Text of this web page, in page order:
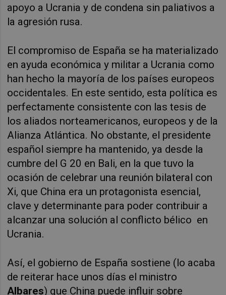
apoyo a Ucrania y de condena sin paliativos a
la agresión rusa.
El compromiso de España se ha materializado
en ayuda económica y militar a Ucrania como
han hecho la mayoría de los países europeos
occidentales. En este sentido, esta política es
perfectamente consistente con las tesis de
los aliados norteamericanos, europeos y de la
Alianza Atlántica. No obstante, el presidente
español siempre ha mantenido, ya desde la
cumbre del G 20 en Bali, en la que tuvo la
ocasión de celebrar una reunión bilateral con
Xi, que China era un protagonista esencial,
clave y determinante para poder contribuir a
alcanzar una solución al conflicto bélico en
Ucrania.
Así, el gobierno de España sostiene (lo acaba
de reiterar hace unos días el ministro
Albares) que China puede influir sobre